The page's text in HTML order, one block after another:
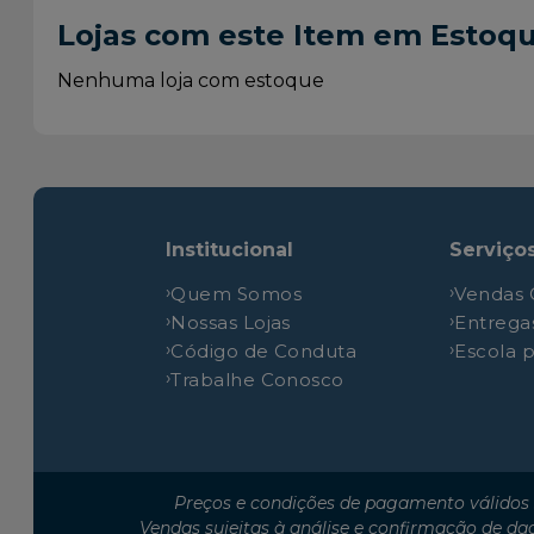
Chevrolet
Corsa
Chevrolet
Corsa
Chevrolet
Corsa
Montana
Montana
Chevrolet
Prisma
Lojas com este Item em
Nenhuma loja com estoque
Institucional
Quem Somos
Nossas Lojas
Código de Conduta
Trabalhe Conosco
Vendas
Escola
Preços e condições de pagamento
Vendas sujeitas à análise e confirmação de